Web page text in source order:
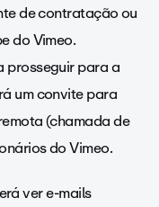
de contratação ou
do Vimeo.
prosseguir para a
um convite para
(chamada de
do Vimeo.
ver e-mails